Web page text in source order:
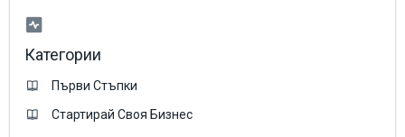
Категории
Първи Стъпки
Стартирай Своя Бизнес